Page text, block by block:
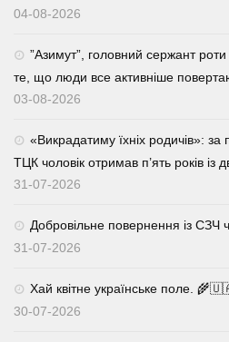
04-08-2026
⁨”Азимут”, головний сержант
те, що люди все активніше
03-08-2026
«Викрадатиму їхніх родичів»: за
ТЦК чоловік отримав п’ять років
31-07-2026
Добровільне повернення із СЗЧ
31-07-2026
Хай квітне українське поле.
30-07-2026